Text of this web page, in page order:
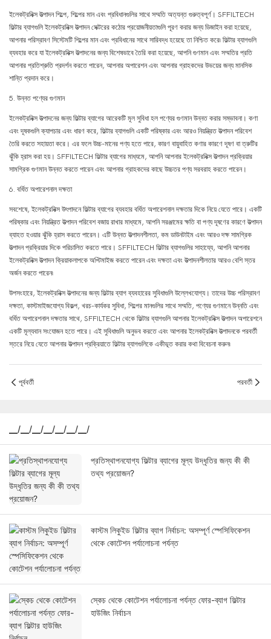
ইলেকট্রনিক্স উত্পাদন শিল্পে, শিল্পের মান এবং প্রবিধানগুলির সাথে সম্মতি অত্যন্ত গুরুত্বপূর্ণ। SFFILTECH
ফিল্টার ব্যাগগুলি ইলেকট্রনিক্স উত্পাদন সেক্টরের কঠোর প্রয়োজনীয়তাগুলি পূরণ করার জন্য ডিজাইন করা হয়েছে,
আপনার পরিস্রাবণ সিস্টেমটি শিল্পের মান এবং প্রবিধানের সাথে সারিবদ্ধ হয়েছে তা নিশ্চিত করে৷ ফিল্টার ব্যাগগুলি
ব্যবহার করে যা ইলেকট্রনিক্স উত্পাদনের জন্য বিশেষভাবে তৈরি করা হয়েছে, আপনি গুণমান এবং সম্মতির প্রতি
আপনার প্রতিশ্রুতি প্রদর্শন করতে পারেন, আপনার অপারেশন এবং আপনার গ্রাহকদের উভয়ের জন্য মানসিক
শান্তি প্রদান করে।
5. উন্নত পণ্যের গুণমান
ইলেকট্রনিক্স উত্পাদনের জন্য ফিল্টার ব্যাগের আরেকটি মূল সুবিধা হল পণ্যের গুণমান উন্নত করার সম্ভাবনা। কণা
এবং দূষকগুলি ক্যাপচার এবং ধারণ করে, ফিল্টার ব্যাগগুলি একটি পরিষ্কার এবং আরও নিয়ন্ত্রিত উত্পাদন পরিবেশ
তৈরি করতে সহায়তা করে। এর ফলে উচ্চ-মানের পণ্য হতে পারে, কারণ বায়ুবাহিত কণার কারণে দূষণ বা ত্রুটির
ঝুঁকি হ্রাস করা হয়। SFFILTECH ফিল্টার ব্যাগের মাধ্যমে, আপনি আপনার ইলেকট্রনিক্স উত্পাদন প্রক্রিয়ার
সামগ্রিক গুণমান উন্নত করতে পারেন এবং আপনার গ্রাহকদের কাছে উচ্চতর পণ্য সরবরাহ করতে পারেন।
6. বর্ধিত অপারেশনাল দক্ষতা
সবশেষে, ইলেকট্রনিক্স উৎপাদনে ফিল্টার ব্যাগের ব্যবহার বর্ধিত অপারেশনাল দক্ষতার দিকে নিয়ে যেতে পারে। একটি
পরিষ্কার এবং নিয়ন্ত্রিত উত্পাদন পরিবেশ বজায় রাখার মাধ্যমে, আপনি সরঞ্জামের ক্ষতি বা পণ্য দূষণের কারণে উত্পাদন
ব্যাহত হওয়ার ঝুঁকি হ্রাস করতে পারেন। এটি উন্নত উত্পাদনশীলতা, কম ডাউনটাইম এবং আরও দক্ষ সামগ্রিক
উত্পাদন প্রক্রিয়ার দিকে পরিচালিত করতে পারে। SFFILTECH ফিল্টার ব্যাগগুলির সাহায্যে, আপনি আপনার
ইলেকট্রনিক্স উত্পাদন ক্রিয়াকলাপকে অপ্টিমাইজ করতে পারেন এবং দক্ষতা এবং উত্পাদনশীলতার আরও বেশি স্তর
অর্জন করতে পারেন৷
উপসংহারে, ইলেকট্রনিক্স উত্পাদনের জন্য ফিল্টার ব্যাগ ব্যবহারের সুবিধাগুলি উল্লেখযোগ্য। তাদের উচ্চ পরিস্রাবণ
দক্ষতা, কাস্টমাইজযোগ্য বিকল্প, খরচ-কার্যকর সুবিধা, শিল্পের মানগুলির সাথে সম্মতি, পণ্যের গুণমানে উন্নতি এবং
বর্ধিত অপারেশনাল দক্ষতার সাথে, SFFILTECH থেকে ফিল্টার ব্যাগগুলি আপনার ইলেকট্রনিক্স উত্পাদন অপারেশনে
একটি মূল্যবান সংযোজন হতে পারে। এই সুবিধাগুলি অনুভব করতে এবং আপনার ইলেকট্রনিক্স উত্পাদনকে পরবর্তী
স্তরে নিয়ে যেতে আপনার উত্পাদন প্রক্রিয়াতে ফিল্টার ব্যাগগুলিকে একীভূত করার কথা বিবেচনা করুন৷
পূর্ববর্তী পরবর্তী
▁/▁/▁/▁/▁/▁/▁/
প্রতিস্থাপনযোগ্য ফিল্টার ব্যাগের মূল্য উদ্ধৃতির জন্য কী কী
তথ্য প্রয়োজন?
কাস্টম লিকুইড ফিল্টার ব্যাগ নির্বাচন: অসম্পূর্ণ স্পেসিফিকেশন
থেকে কোটেশন পর্যালোচনা পর্যন্ত
স্কেচ থেকে কোটেশন পর্যালোচনা পর্যন্ত ফোর-ব্যাগ ফিল্টার
হাউজিং নির্বাচন